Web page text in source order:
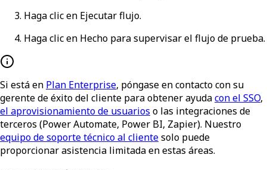
Haga clic en Ejecutar flujo.
Haga clic en Hecho para supervisar el flujo de prueba.
Si está en Plan Enterprise, póngase en contacto con su
gerente de éxito del cliente para obtener ayudacon el SSO,
el aprovisionamiento de usuarios o las integraciones de
terceros (Power Automate, Power BI, Zapier). Nuestro
equipo de soporte técnico al clientesolo puede
proporcionar asistencia limitada en estas áreas.